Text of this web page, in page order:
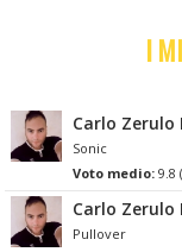
I
Carlo Zerulo
Sonic
Voto medio:9.8
Carlo Zerulo
Pullover